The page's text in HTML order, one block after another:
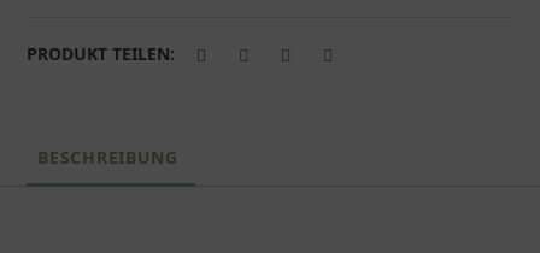
PRODUKT TEILEN:
BESCHREIBUNG